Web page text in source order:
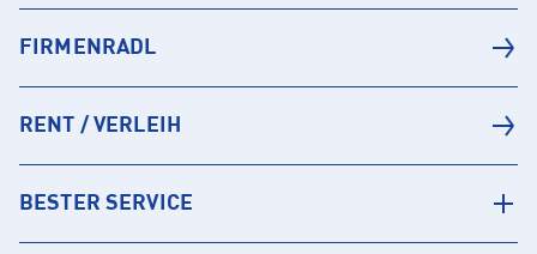
FIRMENRADL
RENT / VERLEIH
BESTER SERVICE